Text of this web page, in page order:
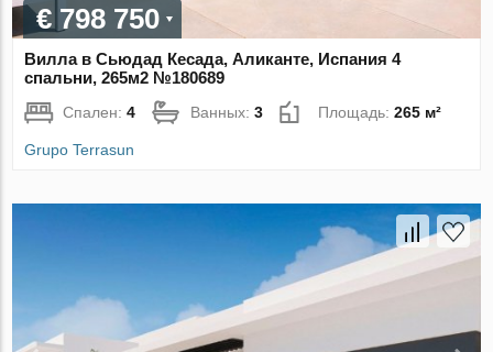
€ 798 750
Вилла в Сьюдад Кесада, Аликанте, Испания 4
спальни, 265м2 №180689
Спален:4 Ванных:3 Площадь:265 м²
Grupo Terrasun